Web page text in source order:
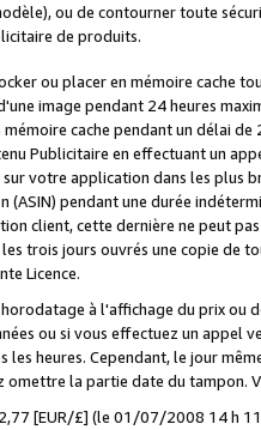
ou de contourner toute
de produits.
ou placer en mémoire cache
image pendant 24 heures
cache pendant un délai
Publicitaire en effectuant un
votre application dans les plus
pendant une durée
client, cette dernière ne peut
trois jours ouvrés une copie de
Licence.
horodatage à l'affichage du prix
ou si vous effectuez un appel
heures. Cependant, le jour
la partie date du tampon.
[EUR/£] (le 01/07/2008 14 h